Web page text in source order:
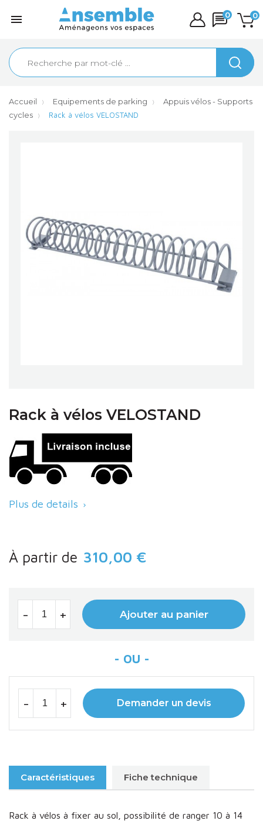
 0
0
Accueil Equipements de parking
Appuis vélos - Supports
cycles
Rack à vélos VELOSTAND
Rack à vélos VELOSTAND
Plus de details 
À partir de 310,00 €
- + Ajouter au panier
- + Demander un devis
Caractéristiques Fiche technique
Rack à vélos à fixer au sol, possibilité de ranger 10 à 14